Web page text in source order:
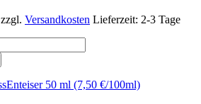
zzgl. Versandkosten Lieferzeit: 2-3 Tage